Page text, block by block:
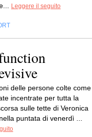
Leggere il seguito
delle persone colte come
incentrate per tutta la
sulle tette di Veronica
puntata di venerdì ...